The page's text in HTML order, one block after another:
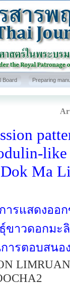
Board Preparing
like
Ma
รแสดงออก
าวดอกมะลิ
การตอบสน